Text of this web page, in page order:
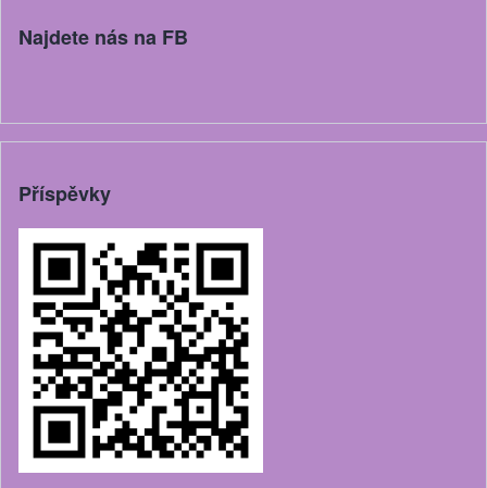
Najdete nás na FB
Příspěvky